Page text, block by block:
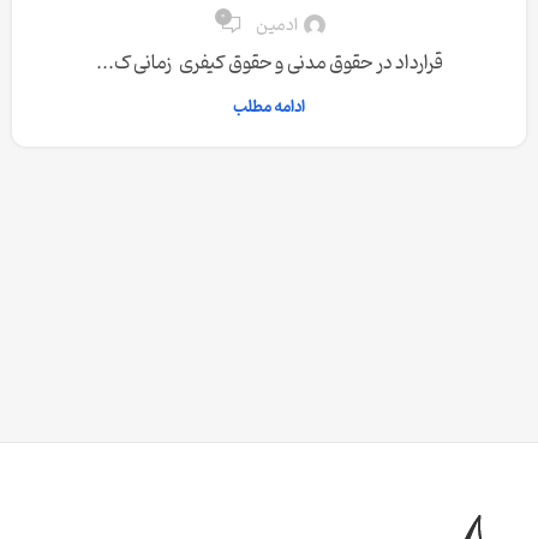
ادمین 0
قرارداد در حقوق مدنی و حقوق کیفری زمانی ک...
ادامه مطلب